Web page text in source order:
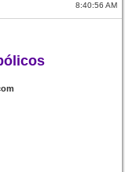
8:40:56 AM